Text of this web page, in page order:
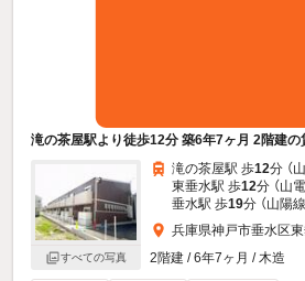
滝の茶屋駅より徒歩12分 築6年7ヶ月 2階建の
すべての写真
滝の茶屋駅 歩12分 （
東垂水駅 歩12分 （山
垂水駅 歩19分 （山陽線
兵庫県神戸市垂水区
2階建 / 6年7ヶ月 / 木造